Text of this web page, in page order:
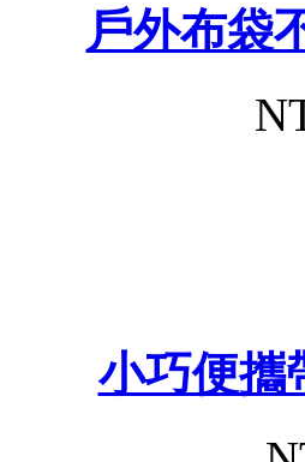
戶外布袋
小巧便攜